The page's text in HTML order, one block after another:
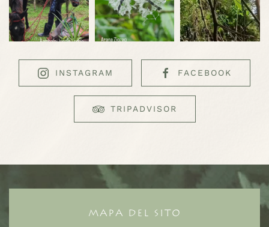
INSTAGRAM FACEBOOK
TRIPADVISOR
MAPA DEL SITO